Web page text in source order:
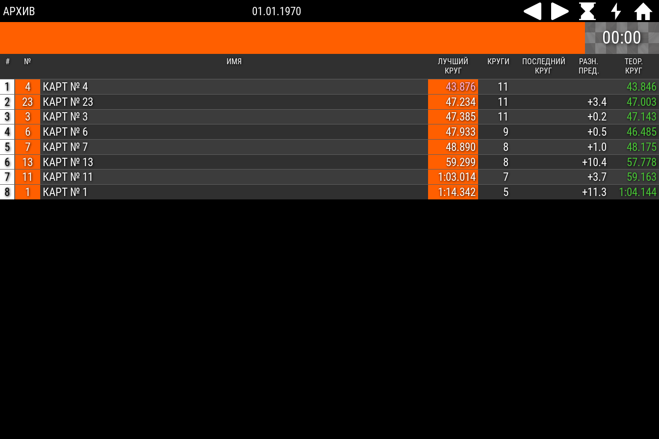
АРХИВ 01.01.1970
00:00
# № ИМЯ
ЛУЧШИЙ
КРУГ
КРУГИ
ПОСЛЕДНИЙ
КРУГ
РАЗН.
ПРЕД.
ТЕОР.
КРУГ
1 4 КАРТ № 4 43.876 11
43.846
2
23 КАРТ № 23 47.234 11 +3.4
47.003
3
3 КАРТ № 3 47.385 11 +0.2
47.143
4
6 КАРТ № 6 47.933 9 +0.5
46.485
5
7 КАРТ № 7 48.890 8 +1.0
48.175
6
13 КАРТ № 13 59.299 8 +10.4
57.778
7
11 КАРТ № 11 1:03.014 7 +3.7
59.163
8
1 КАРТ № 1 1:14.342 5 +11.3 1:04.144